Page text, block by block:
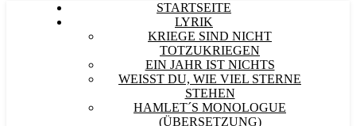
STARTSEITE
LYRIK
KRIEGE SIND NICHT
TOTZUKRIEGEN
EIN JAHR IST NICHTS
WEISST DU, WIE VIEL STERNE S
TEHEN
HAMLET´S MONOLOGUE
(ÜBERSETZUNG)